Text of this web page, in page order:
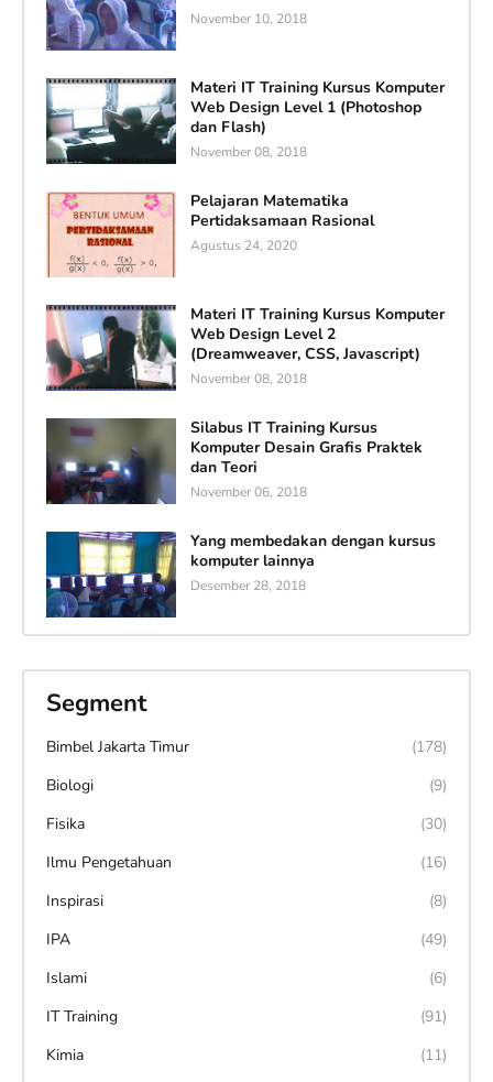
November 10, 2018
Materi IT Training Kursus Komputer
Web Design Level 1 (Photoshop
dan Flash)
November 08, 2018
Pelajaran Matematika
Pertidaksamaan Rasional
Agustus 24, 2020
Materi IT Training Kursus Komputer
Web Design Level 2
(Dreamweaver, CSS, Javascript)
November 08, 2018
Silabus IT Training Kursus
Komputer Desain Grafis Praktek
dan Teori
November 06, 2018
Yang membedakan dengan kursus
komputer lainnya
Desember 28, 2018
Segment
Bimbel Jakarta Timur
(178)
Biologi
(9)
Fisika
(30)
Ilmu Pengetahuan
(16)
Inspirasi
(8)
IPA
(49)
Islami
(6)
IT Training
(91)
Kimia
(11)